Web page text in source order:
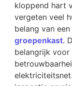
kloppend hart
vergeten veel
belang van
groepenkast.
belangrijk